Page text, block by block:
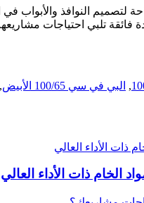
تلبي احتياجات
, البي في سي 100/65 الأبيض ,
الخام ذات الأداء العالي